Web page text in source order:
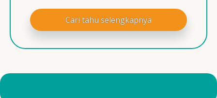
Cari tahu selengkapnya